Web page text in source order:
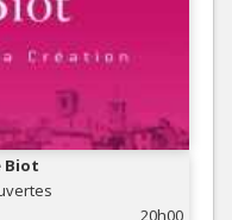
Biot
20h00